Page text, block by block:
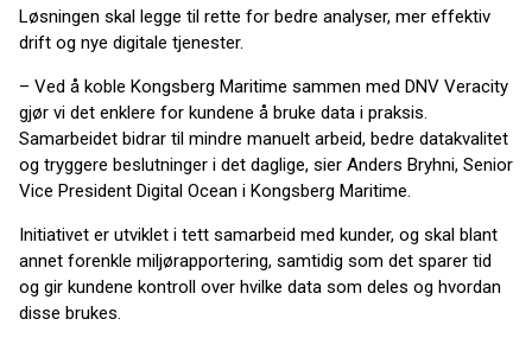
Løsningen skal legge til rette for bedre analyser, mer effektiv
drift og nye digitale tjenester.
– Ved å koble Kongsberg Maritime sammen med DNV Veracity
gjør vi det enklere for kundene å bruke data i praksis.
Samarbeidet bidrar til mindre manuelt arbeid, bedre datakvalitet
og tryggere beslutninger i det daglige, sier Anders Bryhni, Senior
Vice President Digital Ocean i Kongsberg Maritime.
Initiativet er utviklet i tett samarbeid med kunder, og skal blant
annet forenkle miljørapportering, samtidig som det sparer tid
og gir kundene kontroll over hvilke data som deles og hvordan
disse brukes.